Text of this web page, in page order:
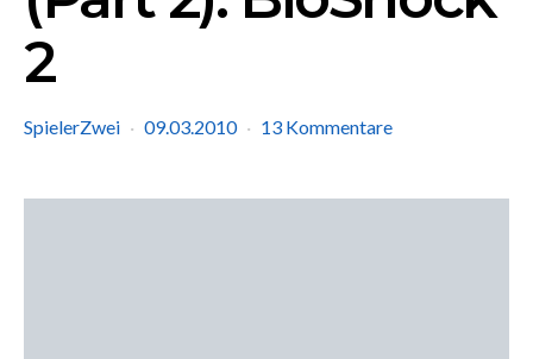
2
SpielerZwei 09.03.2010 13 Kommentare